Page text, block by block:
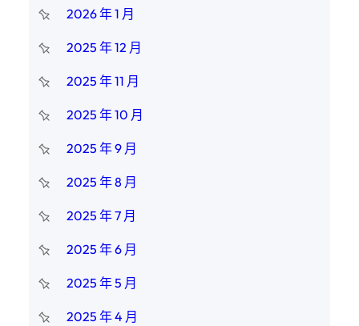
2026 年 1 月
2025 年 12 月
2025 年 11 月
2025 年 10 月
2025 年 9 月
2025 年 8 月
2025 年 7 月
2025 年 6 月
2025 年 5 月
2025 年 4 月